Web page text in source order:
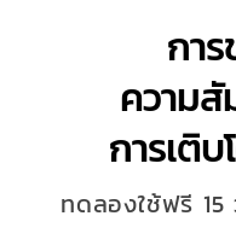
กา
ความ
การเติ
ทดลองใช้ฟรี 15